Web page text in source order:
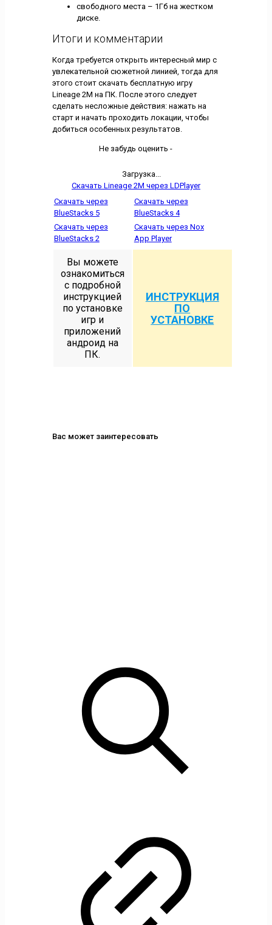
свободного места – 1Гб на жестком
диске.
Итоги и комментарии
Когда требуется открыть интересный мир с
увлекательной сюжетной линией, тогда для
этого стоит скачать бесплатную игру
Lineage 2M на ПК. После этого следует
сделать несложные действия: нажать на
старт и начать проходить локации, чтобы
добиться особенных результатов.
Не забудь оценить -
Загрузка...
Скачать Lineage 2M через LDPlayer
Скачать через
BlueStacks 5
Скачать через
BlueStacks 4
Скачать через
BlueStacks 2
Скачать через Nox
App Player
Вы можете
ознакомиться
с подробной
инструкцией
по установке
игр и
приложений
андроид на
ПК.
ИНСТРУКЦИЯ
ПО
УСТАНОВКЕ
Вас может заинтересовать